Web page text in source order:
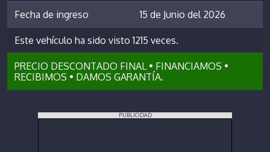
Fecha de ingreso 15 de Junio del 2026
Este vehículo ha sido visto 1215 veces.
PRECIO DESCONTADO FINAL • FINANCIAMOS •
RECIBIMOS • DAMOS GARANTÍA.
PUBLICIDAD